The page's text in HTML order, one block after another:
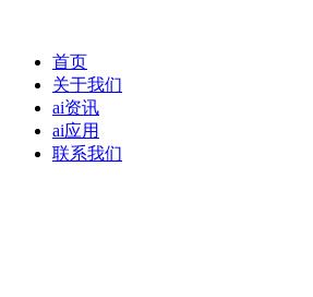
首页
关于我们
ai资讯
ai应用
联系我们